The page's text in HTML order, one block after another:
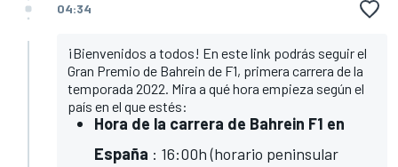
04:34
¡Bienvenidos a todos! En este link podrás seguir el
Gran Premio de Bahrein de F1, primera carrera de la
temporada 2022. Mira a qué hora empieza según el
país en el que estés:
Hora de la carrera de Bahrein F1 en
España : 16:00h (horario peninsular